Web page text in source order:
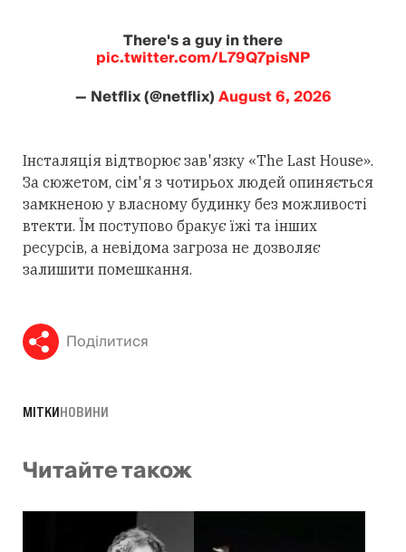
There's a guy in there
pic.twitter.com/L79Q7pisNP
— Netflix (@netflix)August 6, 2026
Інсталяція відтворює зав'язку «The Last House».
За сюжетом, сім'я з чотирьох людей опиняється
замкненою у власному будинку без можливості
втекти. Їм поступово бракує їжі та інших
ресурсів, а невідома загроза не дозволяє
залишити помешкання.
Поділитися
МІТКИНОВИНИ
Читайте також